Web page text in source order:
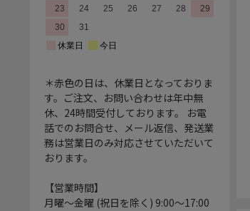
＊赤色の日は、休業日となっておりま
す。ご注文、お問い合わせは年中無
休、24時間受付しております。 お電
話でのお問合せ、メール返信、発送業
務は営業日のみ対応させていただいて
おります。
【営業時間】
月曜～金曜 (祝日を除く) 9:00～17:00